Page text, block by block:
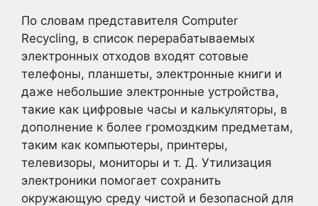
По словам представителя Computer
Recycling, в список перерабатываемых
электронных отходов входят сотовые
телефоны, планшеты, электронные книги и
даже небольшие электронные устройства,
такие как цифровые часы и калькуляторы, в
дополнение к более громоздким предметам,
таким как компьютеры, принтеры,
телевизоры, мониторы и т. Д. Утилизация
электроники помогает сохранить
окружающую среду чистой и безопасной для